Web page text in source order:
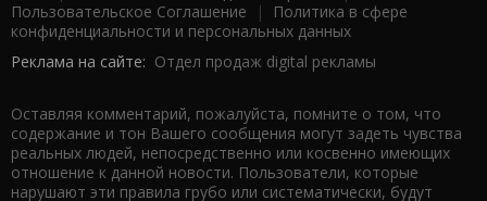
Пользовательское Соглашение |
Политика в сфере
конфиденциальности и персональных данных
Реклама на сайте: Отдел продаж digital рекламы
Оставляя комментарий, пожалуйста, помните о том, что
содержание и тон Вашего сообщения могут задеть чувства
реальных людей, непосредственно или косвенно имеющих
отношение к данной новости. Пользователи, которые
нарушают эти правила грубо или систематически, будут